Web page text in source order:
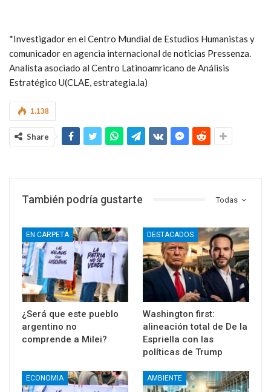
*Investigador en el Centro Mundial de Estudios Humanistas y
comunicador en agencia internacional de noticias Pressenza.
Analista asociado al Centro Latinoamricano de Análisis
Estratégico U(CLAE, estrategia.la)
1.138
Share
Todas
También podría gustarte
EN CARPETA
¿Será que este pueblo
argentino no
comprende a Milei?
DESTACADOS
Washington first:
alineación total de De la
Espriella con las
políticas de Trump
ECONOMIA AMBIENTE